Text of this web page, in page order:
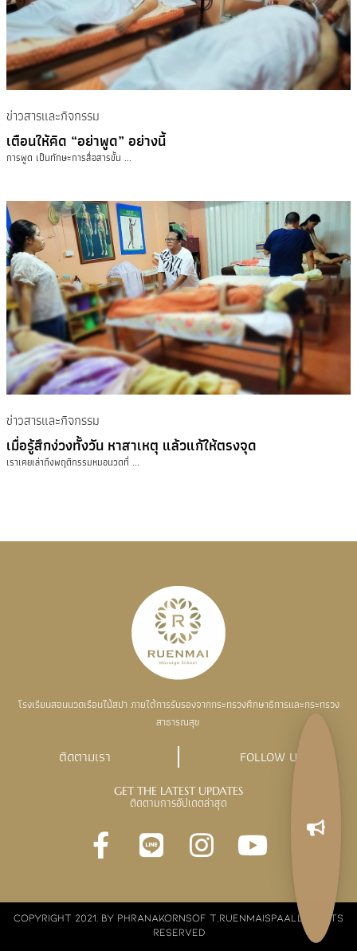
ข่าวสารและกิจกรรม
เตือนให้คิด “อย่าพูด” อย่างนี้
การพูด เป็นทักษะการสื่อสารขั้น ...
ข่าวสารและกิจกรรม
เมื่อรู้สึกง่วงทั้งวัน หาสาเหตุ แล้วแก้ให้ตรงจุด
เราเคยเล่าถึงพฤติกรรมหมอนวดที่ ...
โรงเรียนสอนนวดเรือนไม้สปา ภายใต้การรับรองจากกระทรวงศึกษาธิการและกระทรวง
สาธารณสุข
ติดตามเรา FOLLOW US
GET THE LATEST UPDATES
ติดตามการอัปเดตล่าสุด
COPYRIGHT 2021. BY PHRANAKORNSOF T,RUENMAISPAALL RIGHTS
RESERVED